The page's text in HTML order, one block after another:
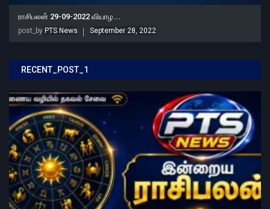
ராசிபலன் 29-09-2022 வியாழ...
post_by PTS News September 28, 2022
RECENT_POST_1